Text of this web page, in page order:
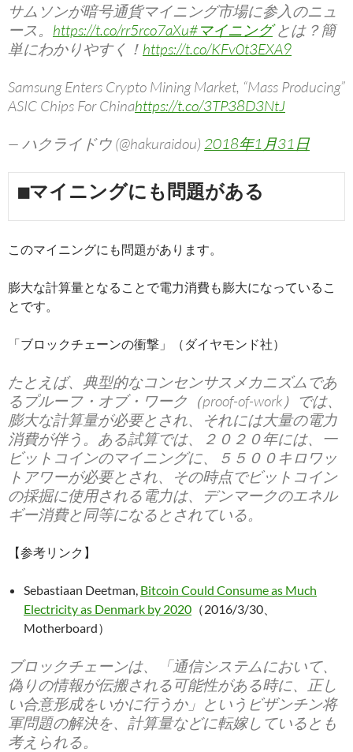
サムソンが暗号通貨マイニング市場に参入のニュ
ース。 https://t.co/rr5rco7aXu#マイニングとは？簡
単にわかりやすく！ https://t.co/KFv0t3EXA9
Samsung Enters Crypto Mining Market, “Mass Producing”
ASIC Chips For Chinahttps://t.co/3TP38D3NtJ
— ハクライドウ (@hakuraidou) 2018年1月31日
■マイニングにも問題がある
このマイニングにも問題があります。
膨大な計算量となることで電力消費も膨大になっているこ
とです。
「ブロックチェーンの衝撃」（ダイヤモンド社）
たとえば、典型的なコンセンサスメカニズムであ
るプルーフ・オブ・ワーク（proof-of-work）では、
膨大な計算量が必要とされ、それには大量の電力
消費が伴う。ある試算では、２０２０年には、一
ビットコインのマイニングに、５５００キロワッ
トアワーが必要とされ、その時点でビットコイン
の採掘に使用される電力は、デンマークのエネル
ギー消費と同等になるとされている。
【参考リンク】
Sebastiaan Deetman, Bitcoin Could Consume as Much
Electricity as Denmark by 2020 （2016/3/30、
Motherboard）
ブロックチェーンは、「通信システムにおいて、
偽りの情報が伝搬される可能性がある時に、正し
い合意形成をいかに行うか」というビザンチン将
軍問題の解決を、計算量などに転嫁しているとも
考えられる。